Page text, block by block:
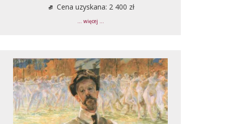
Cena uzyskana: 2 400 zł
... więcej ...